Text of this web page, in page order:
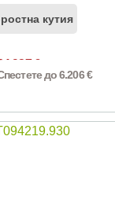
кутия
€
до 6.206 €